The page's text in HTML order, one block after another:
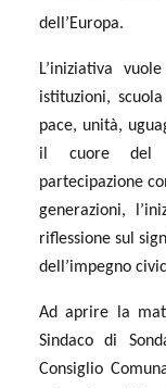
dell’Europa.
L’iniziativa
istituzioni,
pace, unità,
il cuore del
partecipazione
generazioni,
riflessione sul
dell’impegno
Ad aprire la
Sindaco di
Consiglio